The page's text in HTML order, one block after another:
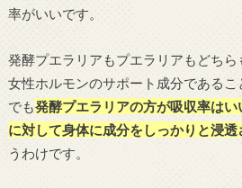
率がいいです。
発酵プエラリアもプエラリアもどち
女性ホルモンのサポート成分であるこ
でも発酵プエラリアの方が吸収率は
に対して身体に成分をしっかりと浸
うわけです。